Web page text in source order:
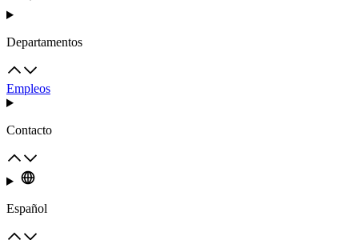
Departamentos
Empleos
Contacto
Español